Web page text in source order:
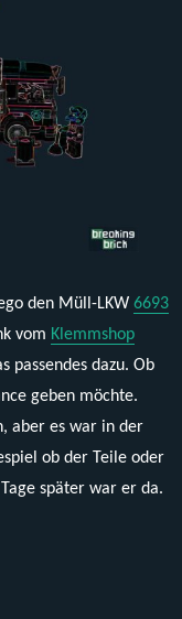
den Müll-LKW6693
vom Klemmshop
passendes dazu. Ob
geben möchte.
aber es war in der
ob der Teile oder
später war er da.
Orange)“